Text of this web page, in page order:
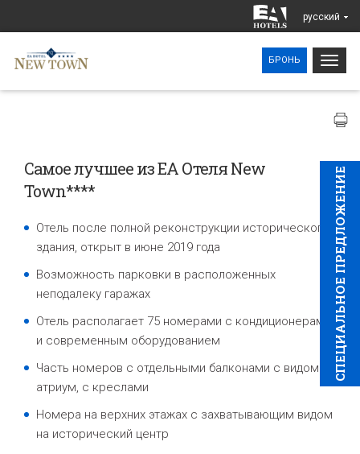
pусский
БРОНЬ
CПЕЦИAЛЬНОЕ ПРЕДЛОЖЕНИЕ
Самое лучшее из EA Отеля New
Town****
Отель после полной реконструкции исторического
здания, открыт в июне 2019 года
Возможность парковки в расположенных
неподалеку гаражах
Отель располагает 75 номерами с кондиционерами
и современным оборудованием
Часть номеров с отдельными балконами с видом на
атриум, с креслами
Номера на верхних этажах с захватывающим видом
на исторический центр